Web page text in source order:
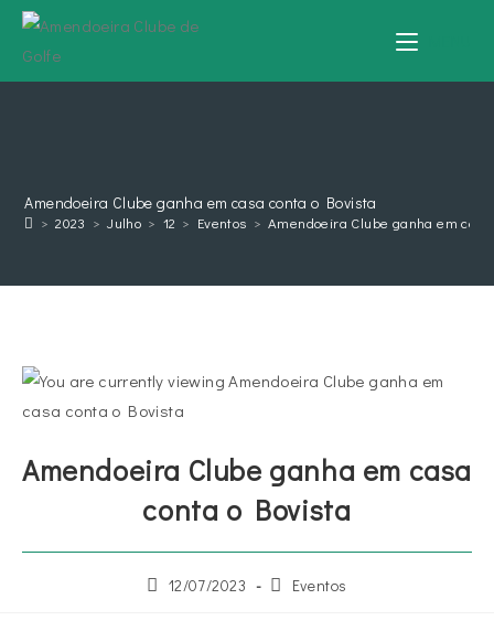
Amendoeira Clube ganha em casa conta o Bovista
> 2023 > Julho > 12 > Eventos > Amendoeira Clube ganha em
Amendoeira Clube ganha em casa
conta o Bovista
12/07/2023 Eventos